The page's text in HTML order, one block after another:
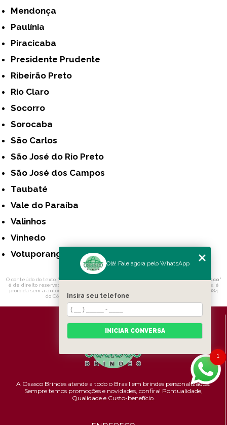
Mendonça
Paulínia
Piracicaba
Presidente Prudente
Ribeirão Preto
Rio Claro
Socorro
Sorocaba
São Carlos
São José do Rio Preto
São José dos Campos
Taubaté
Vale do Paraíba
Valinhos
Vinhedo
Votuporanga
O conteúdo do texto "Caneta Metálica com Logotipo para Empresa Preço Osasco"
é de direito reservado. Sua reprodução, parcial ou total, mesmo citando nossos links, é
proibida sem a autorização do autor. Crime de violação de direito autoral – artigo 184
do Código Penal –Lei 9610/98 - Lei de direitos autorais
A Osasco Brindes atende a todo o Brasil em brindes personalizados.
Sempre temos promoções e novidades, confira! Pontualidade,
Qualidade e Custo-benefício.
1
Olá! Fale agora pelo WhatsApp
Insira seu telefone
INICIAR CONVERSA